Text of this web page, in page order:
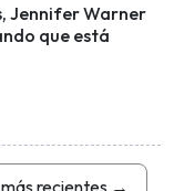
Jennifer Warner
que está
recientes →